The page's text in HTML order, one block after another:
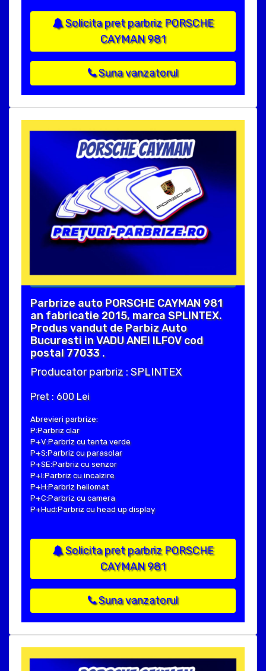
Solicita pret parbriz PORSCHE
CAYMAN 981
Suna vanzatorul
Parbrize auto PORSCHE CAYMAN 981
an fabricatie 2015, marca SPLINTEX.
Produs vandut de Parbiz Auto
Bucuresti in VADU ANEI ILFOV cod
postal 77033 .
Producator parbriz : SPLINTEX
Pret : 600 Lei
Abrevieri parbrize:
P:Parbriz clar
P+V:Parbriz cu tenta verde
P+S:Parbriz cu parasolar
P+SE:Parbriz cu senzor
P+I:Parbriz cu incalzire
P+H:Parbriz heliomat
P+C:Parbriz cu camera
P+Hud:Parbriz cu head up display
Solicita pret parbriz PORSCHE
CAYMAN 981
Suna vanzatorul